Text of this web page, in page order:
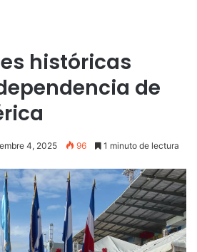
históricas
de
4, 2025 96 1 minuto de lectura